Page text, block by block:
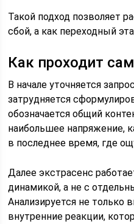
Такой подход позволяет
сбой, а как переходный
Как проходит
В начале уточняется
затрудняется
обозначается общий
наибольшее напряжение,
в последнее время, где
Далее экстрасенс
динамикой, а не с
Анализируется не только
внутренние реакции,